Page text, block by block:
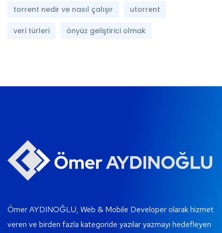
torrent nedir ve nasıl çalışır utorrent
veri türleri önyüz geliştirici olmak
Ömer AYDINOĞLU, Web & Mobile Developer olarak hizmet
veren ve birden fazla kategoride yazılar yazmayı hedefleyen